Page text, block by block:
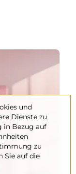
und
Dienste zu
in Bezug auf
zu
Sie auf die